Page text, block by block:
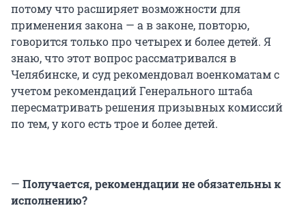
потому что расширяет возможности для
применения закона — а в законе, повторю,
говорится только про четырех и более детей. Я
знаю, что этот вопрос рассматривался в
Челябинске, и суд рекомендовал военкоматам с
учетом рекомендаций Генерального штаба
пересматривать решения призывных комиссий
по тем, у кого есть трое и более детей.
— Получается, рекомендации не обязательны к
исполнению?